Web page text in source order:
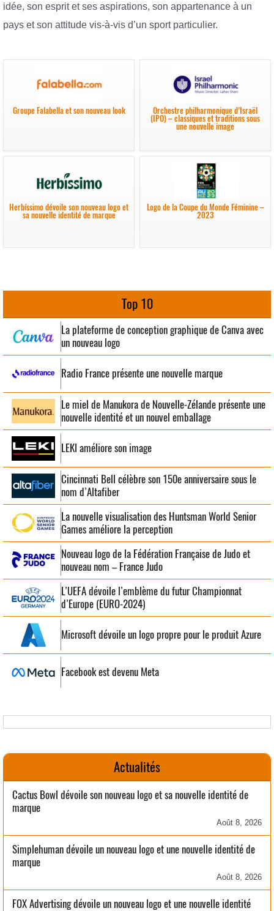
idée, son esprit et ses aspirations, son appartenance à un
pays et son attitude vis-à-vis d’un sport particulier.
Groupe Falabella et son nouveau look Orchestre philharmonique d’Israël
(IPO) – classiques et traditions sous
une nouvelle image
Herbíssimo dévoile son nouveau logo et
sa nouvelle identité de marque
Logo de la Coupe du Monde Féminine –
2023
Top 10
La plateforme de conception graphique de Canva avec
un nouveau logo
Radio France présente une nouvelle marque
Le miel de Manukora de Nouvelle-Zélande présente une
nouvelle identité et un nouvel emballage
LEKI améliore son image
Cincinnati Bell célèbre son 150e anniversaire sous le
nom d’Altafiber
La nouvelle visualisation des Huntsman World Senior
Games améliore la perception
Nouveau logo de la Fédération Française de Judo et
nouveau nom – France Judo
L’UEFA dévoile l’emblème du futur Championnat
d’Europe (EURO-2024)
Microsoft dévoile un logo propre pour le produit Azure
Facebook est devenu Meta
Actualités
Cactus Bowl dévoile son nouveau logo et sa nouvelle identité de
marque
Août 8, 2026
Simplehuman dévoile un nouveau logo et une nouvelle identité de
marque
Août 8, 2026
FOX Advertising dévoile un nouveau logo et une nouvelle identité